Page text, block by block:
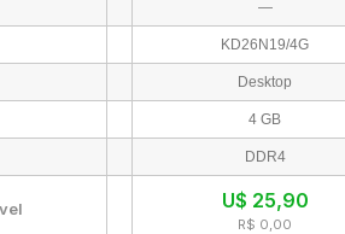
—
KD26N19/4G
Desktop
4 GB
DDR4
U$ 25,90
R$ 0,00